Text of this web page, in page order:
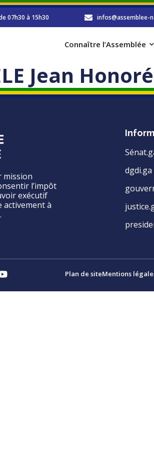
07h30 à 15h30 infos@assemblee-
Connaître l’Assemblée
Jean Honoré
mission
l’impôt
exécutif
activement à
dgdi.ga
Plan de siteMentions